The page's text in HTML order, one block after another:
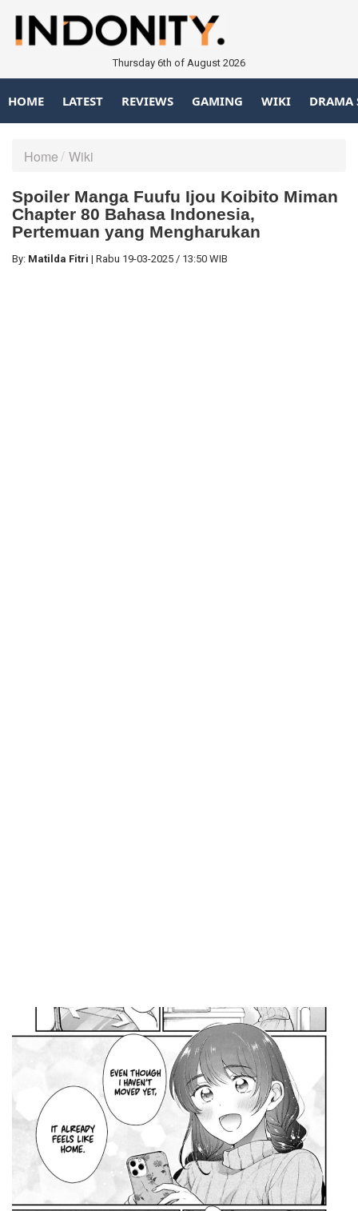
Thursday 6th of August 2026
HOME LATEST REVIEWS GAMING WIKI DRAMA
Home Wiki
Spoiler Manga Fuufu Ijou Koibito Miman
Chapter 80 Bahasa Indonesia,
Pertemuan yang Mengharukan
By: Matilda Fitri | Rabu 19-03-2025 / 13:50 WIB